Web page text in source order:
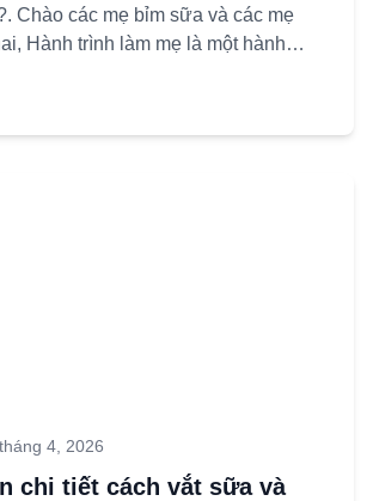
Chào các mẹ bỉm sữa và các mẹ
Hành trình làm mẹ là một hành
4, 2026
chi tiết cách vắt sữa và